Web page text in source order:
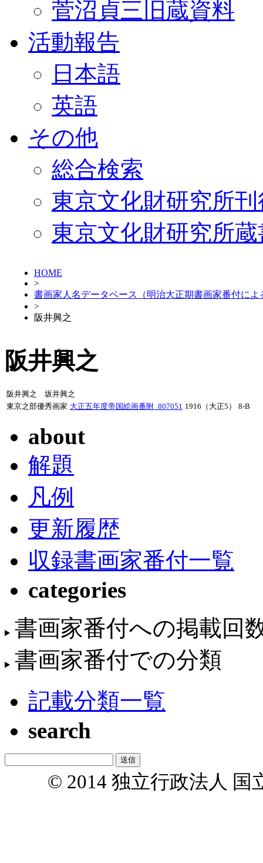
菅沼貞三旧蔵資料
活動報告
日本語
英語
その他
総合検索
東京文化財研究所
東京文化財研究所
HOME
>
書画家人名データベース（明治大正期書画家番付によ
>
阪井興之
阪井興之
阪井興之 坂井興之
東京之部優秀画家 大正五年度帝国絵画番附_807051 1916（大正5） 8-B
about
解題
凡例
更新履歴
収録書画家番付一覧
categories
書画家番付への掲載回
書画家番付での分類
記載分類一覧
search
© 2014 独立行政法人 国